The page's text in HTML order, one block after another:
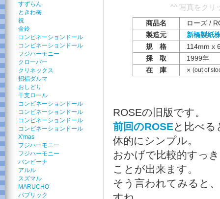
すずらん
ときわ梅
祝
金鈴
コンビネーションドール
コンビネーションドール
フジハーモニー
クローバー
クリネックス
招福ダルマ
おしどり
干支ロール
コンビネーションドール
コンビネーションドール
コンビネーションドール
コンビネーションドール
X'mas
フジハーモニー
フジハーモニー
バンビーナ
アルル
スズマル
MARUCHO
パブリック
^^ 写真をクリ
商品名
ローズ /
製造元
新橋製紙
規 格
114mm x
採 取
1999年
在 庫
× (out of
ROSEの旧版です。
前回のROSEと比べる
体的にシンプル。
おかげで比較的すっ
ことが出来ます。
そう言われてみると